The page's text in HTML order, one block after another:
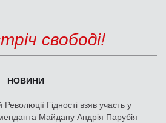
свободі!
НОВИНИ
Гідності взяв участь у
Майдану Андрія Парубія